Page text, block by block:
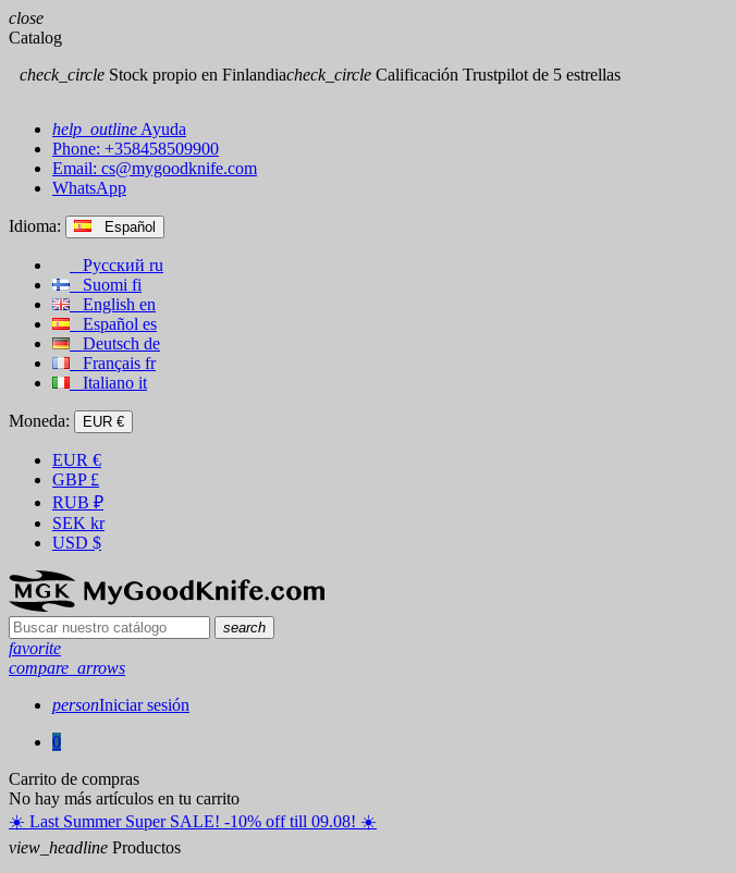
close
Catalog
check_circle Stock propio en Finlandiacheck_circle Calificación Trustpilot de 5 estrellas
help_outline Ayuda
Phone: +358458509900
Email: cs@mygoodknife.com
WhatsApp
Idioma: Español
Русский ru
Suomi fi
English en
Español es
Deutsch de
Français fr
Italiano it
Moneda: EUR €
EUR €
GBP £
RUB ₽
SEK kr
USD $
search
favorite
compare_arrows
personIniciar sesión
0
Carrito de compras
No hay más artículos en tu carrito
☀️ ️Last Summer Super SALE! -10% off till 09.08! ☀️
view_headline Productos